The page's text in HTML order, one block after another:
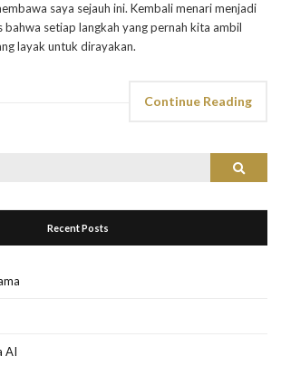
saya sejauh ini. Kembali menari menjadi
bahwa setiap langkah yang pernah kita ambil
layak untuk dirayakan.
Continue Reading
Search
Recent Posts
AI